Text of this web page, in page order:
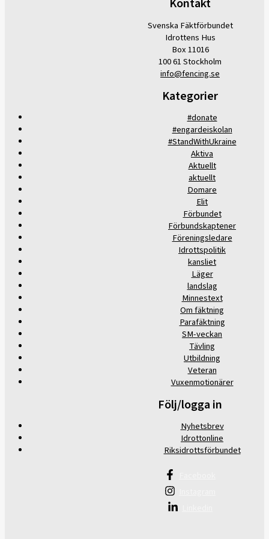
Svenska Fäktförbundet
Idrottens Hus
Box 11016
100 61 Stockholm
info@fencing.se
Kategorier
#donate
#engardeiskolan
#StandWithUkraine
Aktiva
Aktuellt
aktuellt
Domare
Elit
Förbundet
Förbundskaptener
Föreningsledare
Idrottspolitik
kansliet
Läger
landslag
Minnestext
Om fäktning
Parafäktning
SM-veckan
Tävling
Utbildning
Veteran
Vuxenmotionärer
Följ/logga in
Nyhetsbrev
Idrottonline
Riksidrottsförbundet